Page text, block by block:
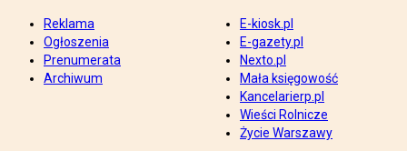
Reklama
Ogłoszenia
Prenumerata
Archiwum
E-kiosk.pl
E-gazety.pl
Nexto.pl
Mała księgowość
Kancelarierp.pl
Wieści Rolnicze
Życie Warszawy